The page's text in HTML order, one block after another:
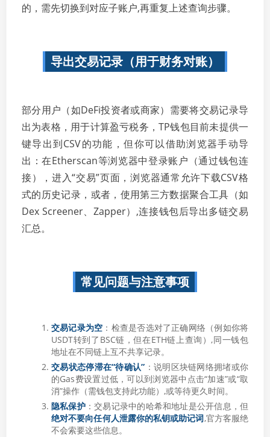
的，需先切换到对应子账户,再重复上述查询步骤。
导出交易记录（用于财务对账）
部分用户（如DeFi投资者或商家）需要将交易记录导
出为表格，用于计算盈亏税务，TP钱包目前未提供一
键导出到CSV的功能，但你可以借助浏览器手动导
出：在Etherscan等浏览器中登录账户（通过钱包连
接），进入“交易”页面，浏览器通常允许下载CSV格
式的历史记录，或者，使用第三方数据聚合工具（如
Dex Screener、Zapper）,连接钱包后导出多链交易
汇总。
常见问题与注意事项
交易记录为空 ：检查是否选对了正确网络（例如你将
USDT转到了BSC链，但在ETH链上查询）,同一钱包
地址在不同链上互不共享记录。
交易状态停滞在“待确认” ：说明区块链网络拥堵或你
的Gas费设置过低，可以到浏览器中点击“加速”或“取
消”操作（需钱包支持此功能）,或等待更久时间。
隐私保护：交易记录中的哈希和地址是公开信息，但
绝对不要向任何人泄露你的私钥或助记词,官方客服绝
不会索要这些信息。